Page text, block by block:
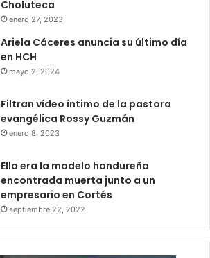
Choluteca
enero 27, 2023
Ariela Cáceres anuncia su último día
en HCH
mayo 2, 2024
Filtran vídeo íntimo de la pastora
evangélica Rossy Guzmán
enero 8, 2023
Ella era la modelo hondureña
encontrada muerta junto a un
empresario en Cortés
septiembre 22, 2022